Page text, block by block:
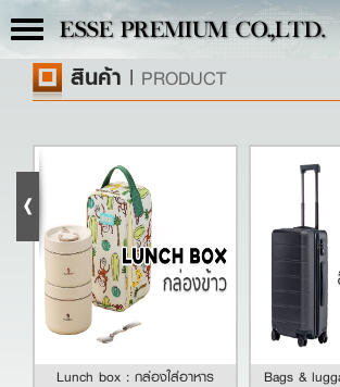
Toggle
navigation
ESSE PREMIUM CO.,LTD.
สินค้า | PRODUCT
Lunch box : กล่องใส่อาหาร
Bags &